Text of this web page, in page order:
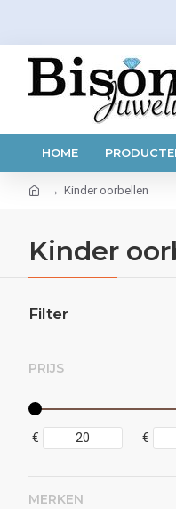
HOME
Kinder oorbellen
Kinder
Filter
PRIJS
€ €
MERKEN